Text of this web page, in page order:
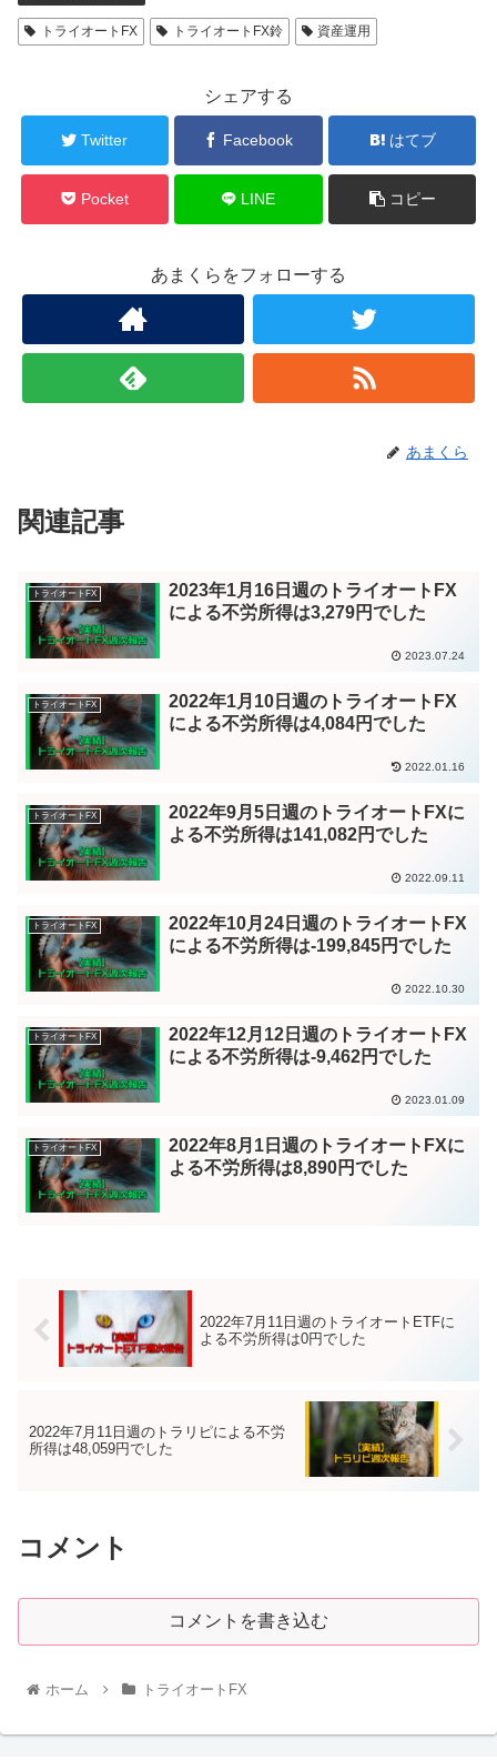
トライオートFX トライオートFX鈴 資産運用
シェアする
Twitter Facebook はてブ
Pocket LINE コピー
あまくらをフォローする
あまくら
関連記事
トライオートFX
2023年1月16日週のトライオートFX
による不労所得は3,279円でした
2023.07.24
トライオートFX
2022年1月10日週のトライオートFX
による不労所得は4,084円でした
2022.01.16
トライオートFX
2022年9月5日週のトライオートFXに
よる不労所得は141,082円でした
2022.09.11
トライオートFX
2022年10月24日週のトライオートFX
による不労所得は-199,845円でした
2022.10.30
トライオートFX
2022年12月12日週のトライオートFX
による不労所得は-9,462円でした
2023.01.09
トライオートFX
2022年8月1日週のトライオートFXに
よる不労所得は8,890円でした
2022年7月11日週のトライオートETFに
よる不労所得は0円でした
2022年7月11日週のトラリピによる不労
所得は48,059円でした
コメント
コメントを書き込む
ホーム トライオートFX